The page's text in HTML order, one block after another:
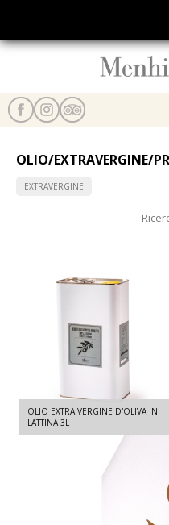
OLIO/EXTRAVERGINE/
EXTRAVERGINE
OLIO EXTRA VERGINE D'OLIVA IN
LATTINA 3L